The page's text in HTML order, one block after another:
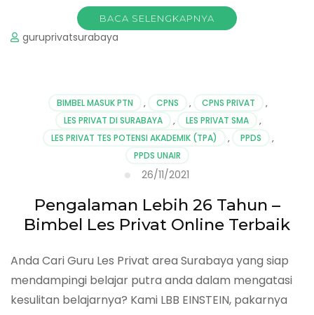
BACA SELENGKAPNYA
guruprivatsurabaya
BIMBEL MASUK PTN , CPNS , CPNS PRIVAT
,
LES PRIVAT DI SURABAYA
, LES PRIVAT SMA
,
LES PRIVAT TES POTENSI AKADEMIK (TPA)
, PPDS
,
PPDS UNAIR
26/11/2021
Pengalaman Lebih 26 Tahun –
Bimbel Les Privat Online Terbaik
Anda Cari Guru Les Privat area Surabaya yang siap
mendampingi belajar putra anda dalam mengatasi
kesulitan belajarnya? Kami LBB EINSTEIN, pakarnya